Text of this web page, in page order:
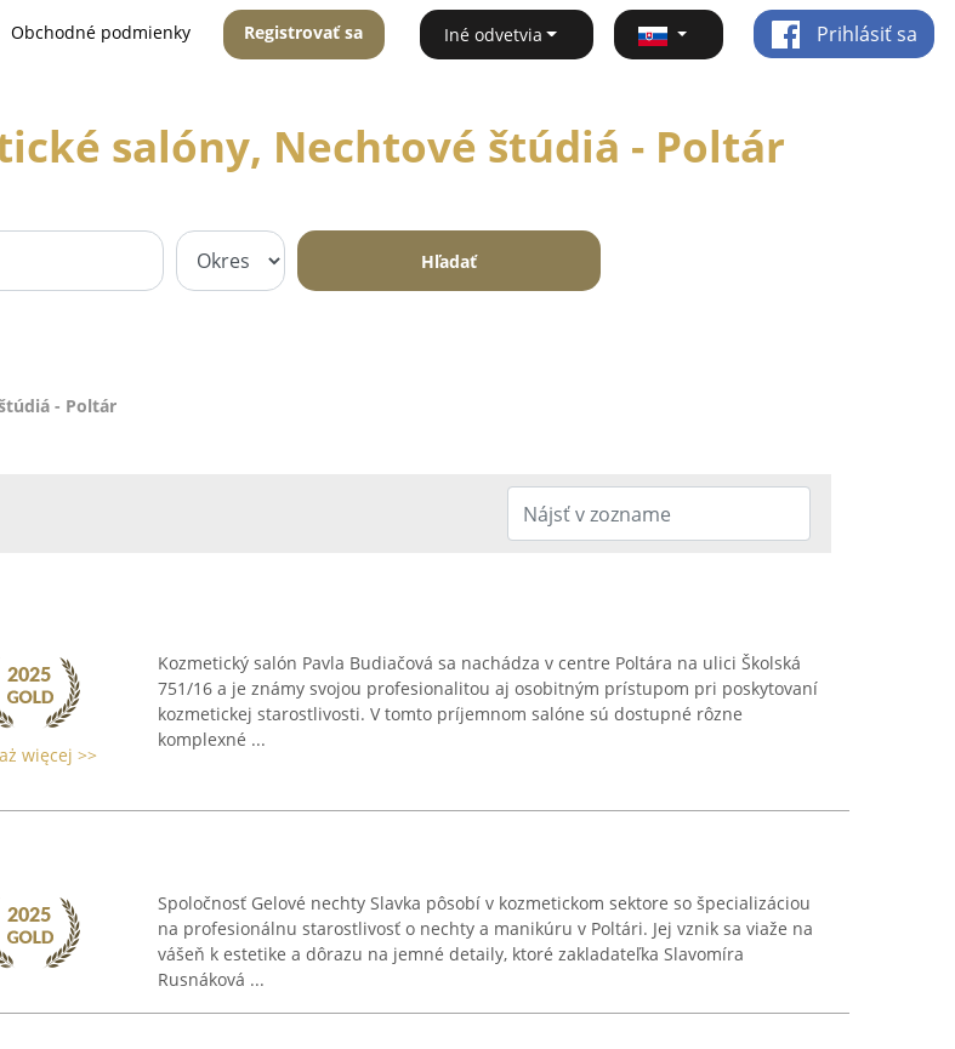
Obchodné podmienky Registrovať sa Iné odvetvia Prihlásiť sa
salóny, Nechtové štúdiá - Poltár
Hľadať
- Poltár
więcej >>
Kozmetický salón Pavla Budiačová sa nachádza v centre Poltára na ulici Školská
751/16 a je známy svojou profesionalitou aj osobitným prístupom pri poskytovaní
kozmetickej starostlivosti. V tomto príjemnom salóne sú dostupné rôzne
komplexné ...
Spoločnosť Gelové nechty Slavka pôsobí v kozmetickom sektore so špecializáciou
na profesionálnu starostlivosť o nechty a manikúru v Poltári. Jej vznik sa viaže na
vášeň k estetike a dôrazu na jemné detaily, ktoré zakladateľka Slavomíra
Rusnáková ...